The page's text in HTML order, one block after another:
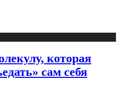
которая
сам себя